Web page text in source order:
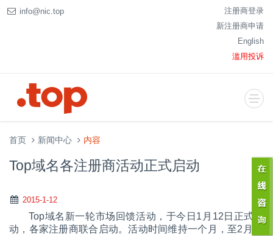
info@nic.top
注册商登录
新注册商申请
English
滥用投诉
首页 新闻中心 内容
Top域名各注册商活动正式启动
2015-1-12
Top域名新一轮市场回馈活动，于今日1月12日正式启
动，各家注册商联合启动。活动时间维持一个月，至2月13